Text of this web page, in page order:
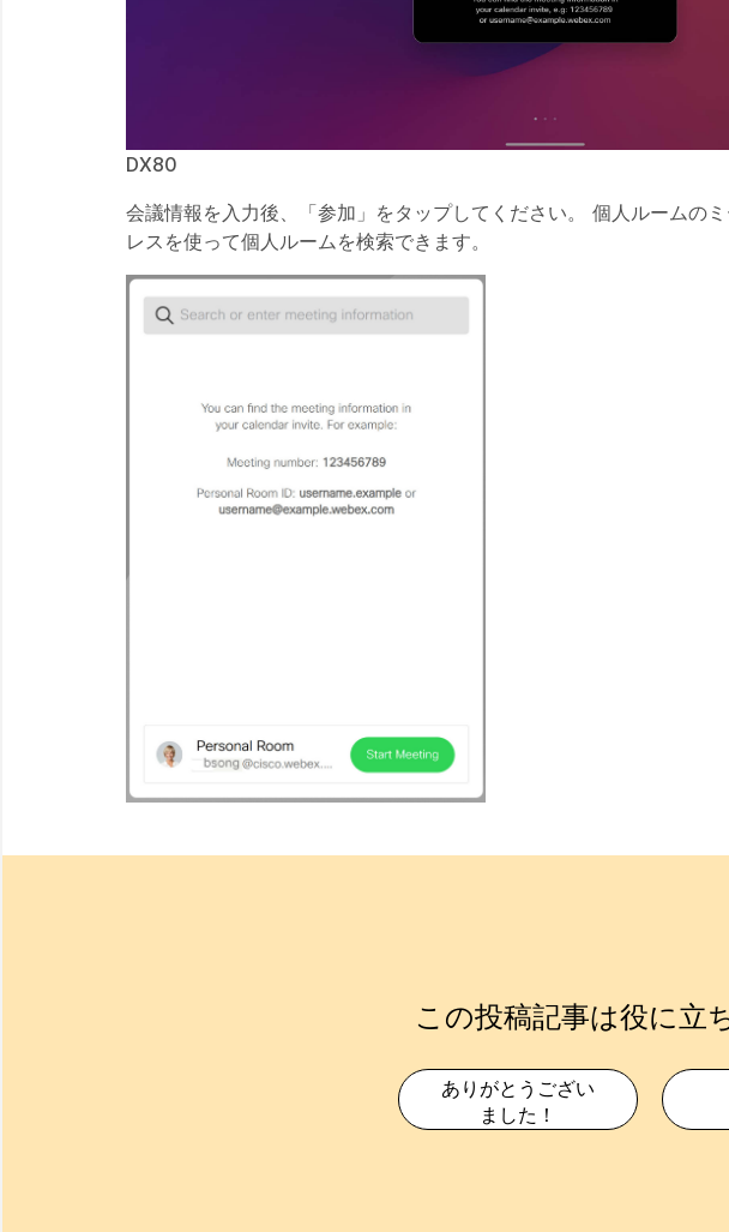
DX80
会議情報を入力後、「参加」をタップしてください。 個人ルームの
レスを使って個人ルームを検索できます。
この投稿記事は役に立
ありがとうござい
ました！